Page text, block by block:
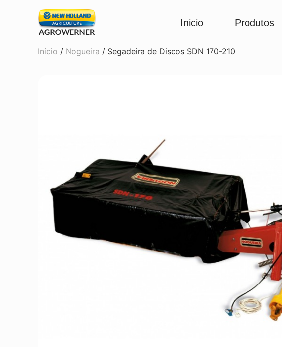
Inicio Produtos
Início / Nogueira / Segadeira de Discos SDN 170-210